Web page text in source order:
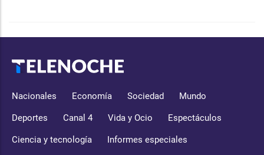
Nacionales Economía Sociedad Mundo
Deportes Canal 4 Vida y Ocio Espectáculos
Ciencia y tecnología Informes especiales